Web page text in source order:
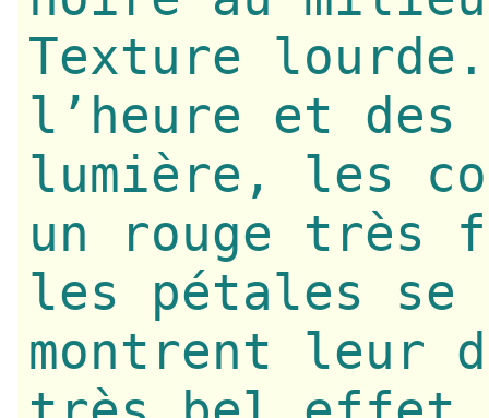
Texture
l’heure et des
lumière, les
un rouge très
les pétales se
montrent leur